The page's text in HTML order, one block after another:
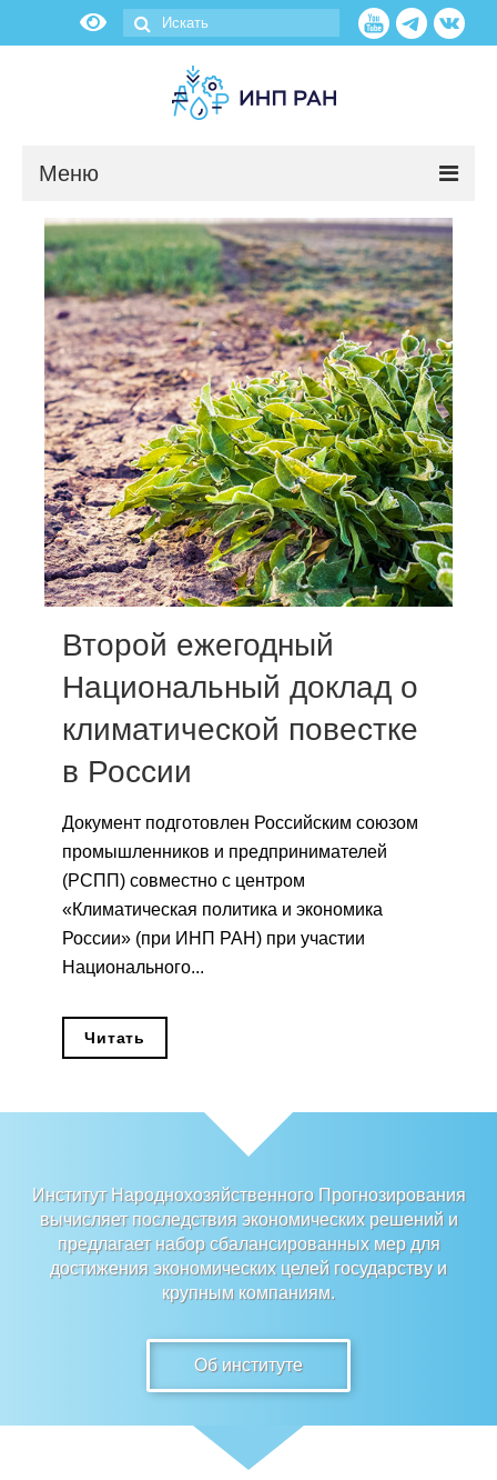
Меню
Новости
О нас
Об институте
Научные подразделения
Администрация
Сотрудники
Отчетность
Противодействие коррупции
Материалы для СМИ
Публикации
Научная жизнь
Издания
Проблемы прогнозирования
О журнале
Номера журналов
Общие требования
Стандарты оформления
Научные труды
О журнале
Выпуски
Редакционная этика
Информация для авторов
Второй ежегодный
Национальный доклад о
климатической повестке
в России
Документ подготовлен Российским союзом
промышленников и предпринимателей
(РСПП) совместно с центром
«Климатическая политика и экономика
России» (при ИНП РАН) при участии
Национального...
Читать
Институт Народнохозяйственного Прогнозирования
вычисляет последствия экономических решений и
предлагает набор сбалансированных мер для
достижения экономических целей государству и
крупным компаниям.
Об институте